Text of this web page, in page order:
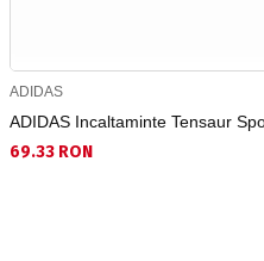
ADIDAS
ADIDAS Incaltaminte Tensaur
69.33 RON